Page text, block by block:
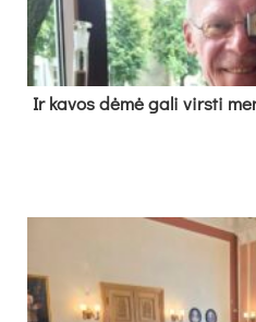
Ir ka­vos dė­mė ga­li virs­ti